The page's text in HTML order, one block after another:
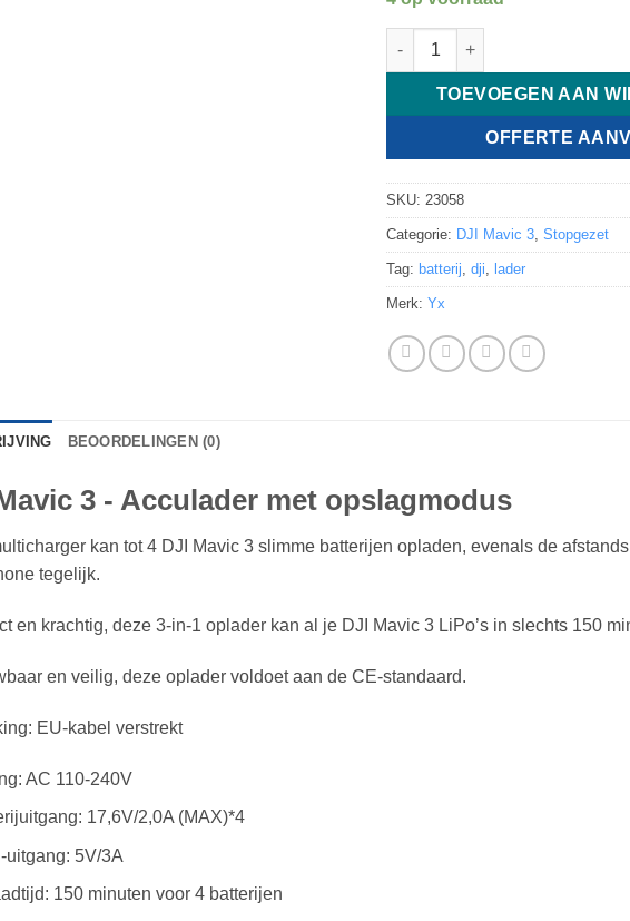
DJI Mavic 3 - Acculader met
TOEVOEGEN AAN
OFFERTE
SKU: 23058
Categorie: DJI Mavic 3 ,Stopgezet
Tag:batterij ,dji ,lader
Merk:Yx
BEOORDELINGEN (0)
3 - Acculader met opslagmodus
kan tot 4 DJI Mavic 3 slimme batterijen opladen, evenals de
tegelijk.
en krachtig, deze 3-in-1 oplader kan al je DJI Mavic 3 LiPo’s in slechts 150
en veilig, deze oplader voldoet aan de CE-standaard.
EU-kabel verstrekt
AC 110-240V
17,6V/2,0A (MAX)*4
uitgang: 5V/3A
150 minuten voor 4 batterijen